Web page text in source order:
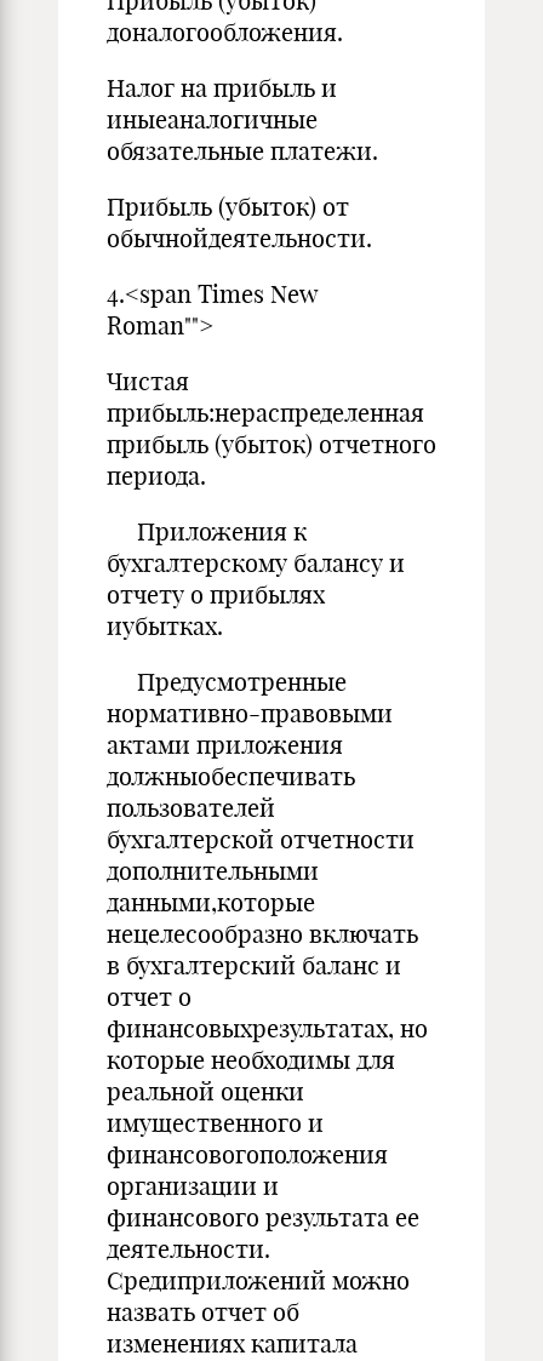
доналогообложения.
Налог на прибыль и
иныеаналогичные
обязательные платежи.
Прибыль (убыток) от
обычнойдеятельности.
4.<span Times New
Roman"">
Чистая
прибыль:нераспределенная
прибыль (убыток) отчетного
периода.
Приложения к
бухгалтерскому балансу и
отчету о прибылях
иубытках.
Предусмотренные
нормативно-правовыми
актами приложения
должныобеспечивать
пользователей
бухгалтерской отчетности
дополнительными
данными,которые
нецелесообразно включать
в бухгалтерский баланс и
отчет о
финансовыхрезультатах, но
которые необходимы для
реальной оценки
имущественного и
финансовогоположения
организации и
финансового результата ее
деятельности.
Средиприложений можно
назвать отчет об
изменениях капитала